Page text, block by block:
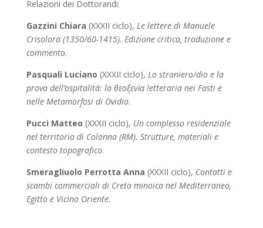
Relazioni dei Dottorandi:
Gazzini Chiara (XXXII ciclo), Le lettere di Manuele
Crisolora (1350/60-1415). Edizione critica, traduzione e
commento.
Pasquali Luciano (XXXII ciclo), Lo straniero/dio e la
prova dell’ospitalità: la θεοξενία letteraria nei Fasti e
nelle Metamorfosi di Ovidio.
Pucci Matteo (XXXII ciclo), Un complesso residenziale
nel territorio di Colonna (RM). Strutture, materiali e
contesto topografico.
Smeragliuolo Perrotta Anna (XXXII ciclo), Contatti e
scambi commerciali di Creta minoica nel Mediterraneo,
Egitto e Vicino Oriente.